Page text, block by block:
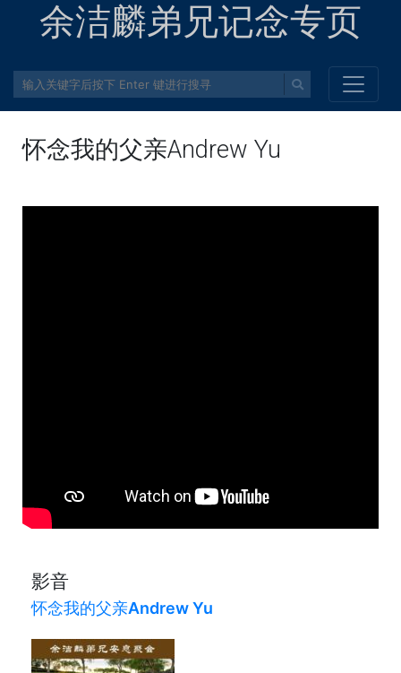
余洁麟弟兄记念专页
怀念我的父亲Andrew Yu
影音
怀念我的父亲Andrew Yu